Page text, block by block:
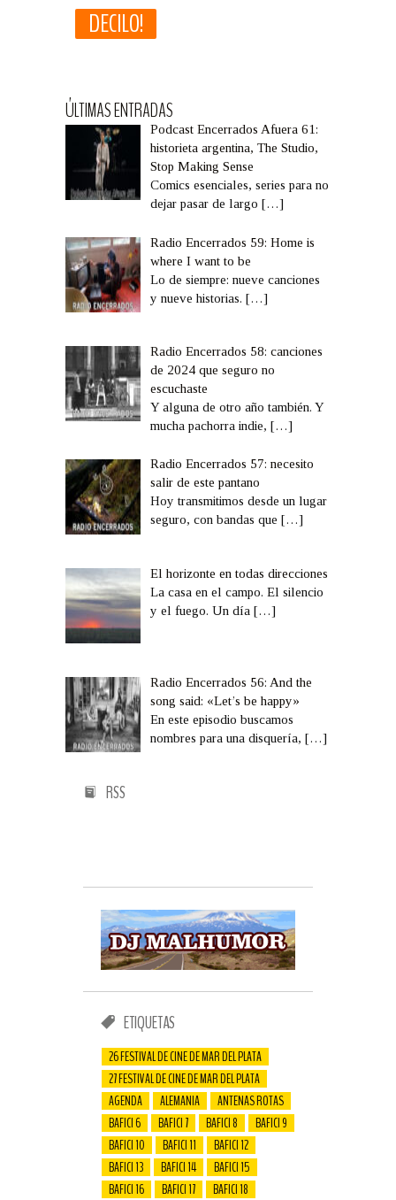
ÚLTIMAS ENTRADAS
Podcast Encerrados Afuera 61:
historieta argentina, The Studio,
Stop Making Sense
Comics esenciales, series para no
dejar pasar de largo[…]
Radio Encerrados 59: Home is
where I want to be
Lo de siempre: nueve canciones
y nueve historias.[…]
Radio Encerrados 58: canciones
de 2024 que seguro no
escuchaste
Y alguna de otro año también. Y
mucha pachorra indie,[…]
Radio Encerrados 57: necesito
salir de este pantano
Hoy transmitimos desde un lugar
seguro, con bandas que[…]
El horizonte en todas direcciones
La casa en el campo. El silencio
y el fuego. Un día[…]
Radio Encerrados 56: And the
song said: «Let’s be happy»
En este episodio buscamos
nombres para una disquería,[…]
RSS
ETIQUETAS
26 FESTIVAL DE CINE DE MAR DEL PLATA
27 FESTIVAL DE CINE DE MAR DEL PLATA
AGENDA
ALEMANIA
ANTENAS ROTAS
BAFICI 6
BAFICI 7 BAFICI 8
BAFICI 9
BAFICI 10
BAFICI 11
BAFICI 12
BAFICI 13
BAFICI 14
BAFICI 15
BAFICI 16
BAFICI 17
BAFICI 18